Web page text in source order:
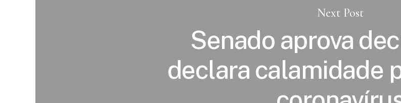
Next Post
Senado aprova
declara calamidade